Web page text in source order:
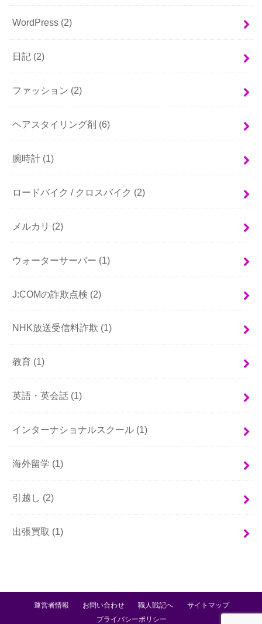
WordPress (2)
日記 (2)
ファッション (2)
ヘアスタイリング剤 (6)
腕時計 (1)
ロードバイク / クロスバイク (2)
メルカリ (2)
ウォーターサーバー (1)
J:COMの詐欺点検 (2)
NHK放送受信料詐欺 (1)
教育 (1)
英語・英会話 (1)
インターナショナルスクール (1)
海外留学 (1)
引越し (2)
出張買取 (1)
運営者情報 お問い合わせ 職人戦記へ
サイトマップ
プライバシーポリシー